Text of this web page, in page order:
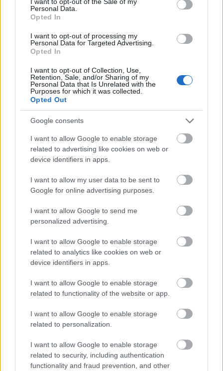
Personal Data.
Opted In
I want to opt-out of processing my
Personal Data for Targeted Advertising.
Opted In
I want to opt-out of Collection, Use,
Retention, Sale, and/or Sharing of my
Personal Data that Is Unrelated with the
Purposes for which it was collected.
Opted Out
Google consents
I want to allow Google to enable storage
related to advertising like cookies on web or
device identifiers in apps.
I want to allow my user data to be sent to
Google for online advertising purposes.
I want to allow Google to send me
personalized advertising.
I want to allow Google to enable storage
related to analytics like cookies on web or
device identifiers in apps.
I want to allow Google to enable storage
related to functionality of the website or app.
I want to allow Google to enable storage
related to personalization.
I want to allow Google to enable storage
related to security, including authentication
functionality and fraud prevention, and other
Το Minecraft έρχεται στο Nintendo Switch 2 όπως δεν το
έχετε ξαναδεί
Πλήθος πιστών στην Μεταμόρφωση του Σωτήρος Ροδιάς